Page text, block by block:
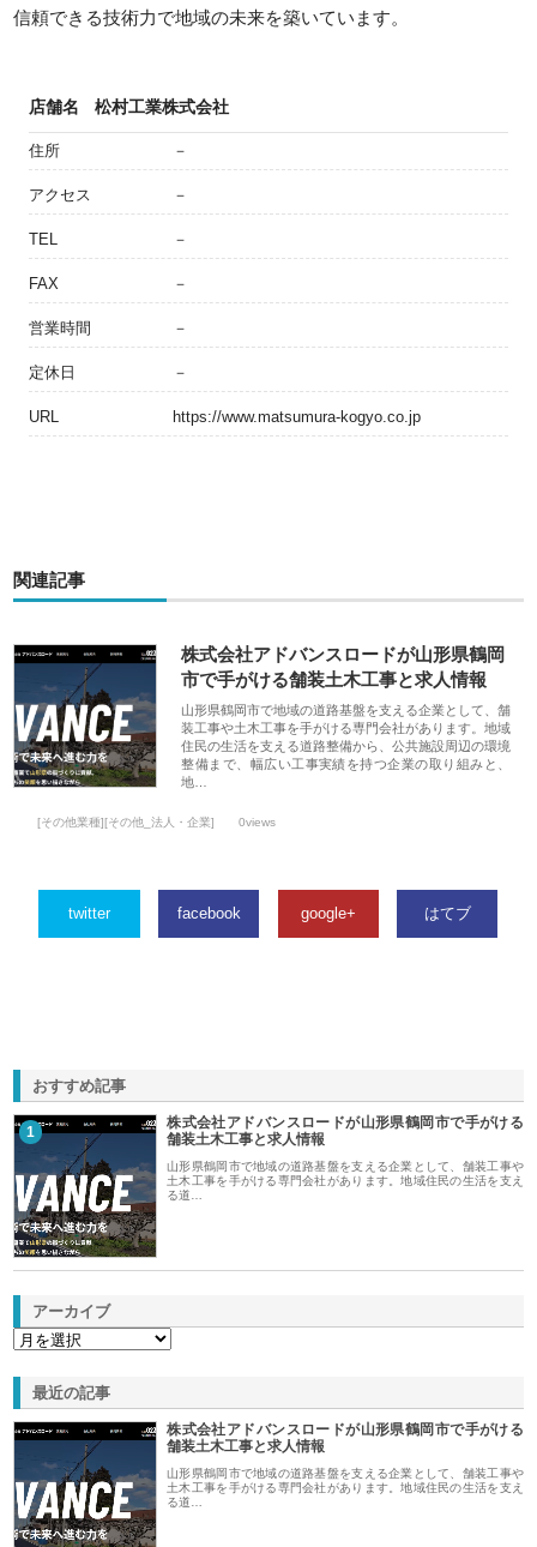
信頼できる技術力で地域の未来を築いています。
店舗名 松村工業株式会社
住所 －
アクセス －
TEL －
FAX －
営業時間 －
定休日 －
URL https://www.matsumura-kogyo.co.jp
関連記事
株式会社アドバンスロードが山形県鶴岡
市で手がける舗装土木工事と求人情報
山形県鶴岡市で地域の道路基盤を支える企業として、舗
装工事や土木工事を手がける専門会社があります。地域
住民の生活を支える道路整備から、公共施設周辺の環境
整備まで、幅広い工事実績を持つ企業の取り組みと、
地…
[その他業種][その他_法人・企業] 0views
twitter facebook google+ はてブ
おすすめ記事
1
株式会社アドバンスロードが山形県鶴岡市で手がける
舗装土木工事と求人情報
山形県鶴岡市で地域の道路基盤を支える企業として、舗装工事や
土木工事を手がける専門会社があります。地域住民の生活を支え
る道…
アーカイブ
最近の記事
株式会社アドバンスロードが山形県鶴岡市で手がける
舗装土木工事と求人情報
山形県鶴岡市で地域の道路基盤を支える企業として、舗装工事や
土木工事を手がける専門会社があります。地域住民の生活を支え
る道…